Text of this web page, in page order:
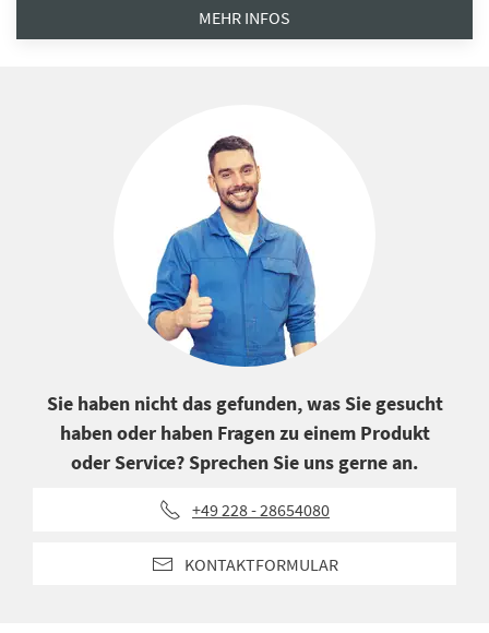
MEHR INFOS
Sie haben nicht das gefunden, was Sie gesucht
haben oder haben Fragen zu einem Produkt
oder Service? Sprechen Sie uns gerne an.
+49 228 - 28654080
KONTAKTFORMULAR